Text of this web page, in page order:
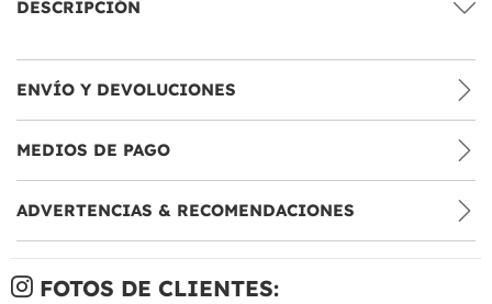
DESCRIPCIÓN
ENVÍO Y DEVOLUCIONES
MEDIOS DE PAGO
ADVERTENCIAS & RECOMENDACIONES
FOTOS DE CLIENTES: